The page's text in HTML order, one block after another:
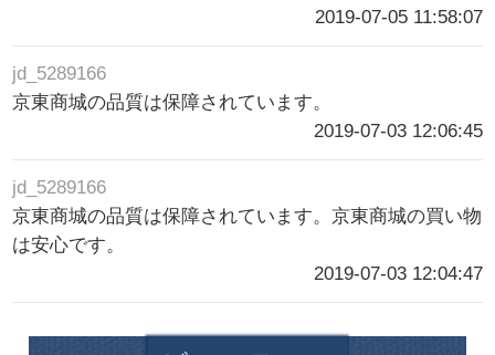
2019-07-05 11:58:07
jd_5289166
京東商城の品質は保障されています。
2019-07-03 12:06:45
jd_5289166
京東商城の品質は保障されています。京東商城の買い物
は安心です。
2019-07-03 12:04:47